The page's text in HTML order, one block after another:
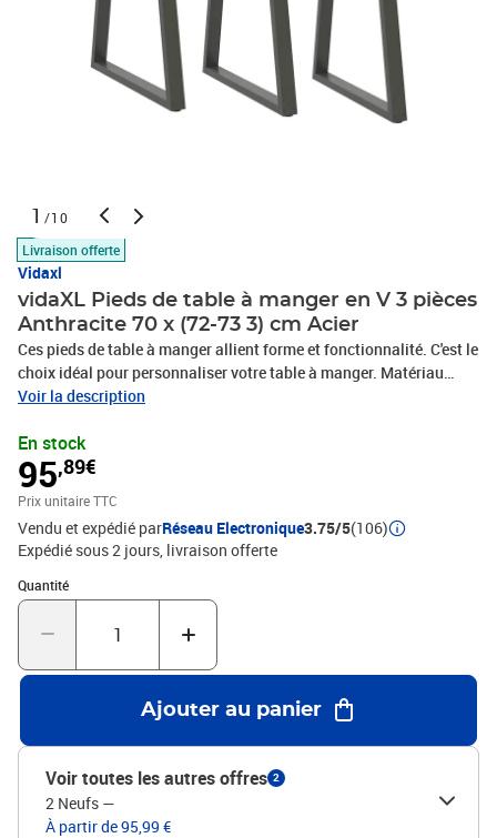
1 /10
Livraison offerte
Vidaxl
vidaXL Pieds de table à manger en V 3 pièces
Anthracite 70 x (72-73 3) cm Acier
Ces pieds de table à manger allient forme et fonctionnalité. C'est le
choix idéal pour personnaliser votre table à manger. Matériau
durable : Ce pied de table à manger est fabriqué en acier
pratique : Ce pied de table à manger est équipé de patins réglables,
assurant la stabilité même sur des sols irréguliers et minimisant
les rayures. De plus, le support est doté de trous pré-percés et de
vis fournies, qui permettent de fixer le pied au plateau de table
(non inclus), facilitant ainsi l'assemblage.Esthétique moderne : Ce
pied de table offre un look élégant et contemporain. Ses lignes
épurées et son design géométrique rehaussent l'apparence
générale du meuble. Bon à savoir :La livraison comprend
uniquement les pieds de table, le plateau n'est pas inclus.Couleur :
(72-73,3) cm (l x H)Dimensions du tube : 80 x 40 x 1 mm (L x l x
É)Dimensions du support : 540 x 80 x 4 mm (L x l x É)Avec patins
réglables en plastiqueUtilisation recommandée : table à manger,
bureauContenu de la livraison :3 pieds de table à mangerVis (M5 x
18 mm) pour fixer les pieds au plateau de table
Voir la description
En stock
95,89€
Prix unitaire TTC
Vendu et expédié parRéseau Electronique3.75/5(106)
Expédié sous 2 jours livraison offerte
Quantité
Quantité : 1
Ajouter au panier
Voir toutes les autres offres 2
2 Neufs —
À partir de 95,99 €